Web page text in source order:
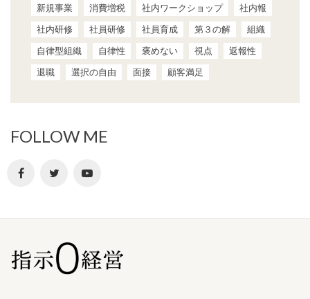
新規事業
消費増税 社内ワークショップ
社内報
社内研修
社員研修 社員育成 第３の解
組織
自律型組織
自律性 褒めない 視点
返報性
退職
選択の自由 面接 顧客満足
FOLLOW ME